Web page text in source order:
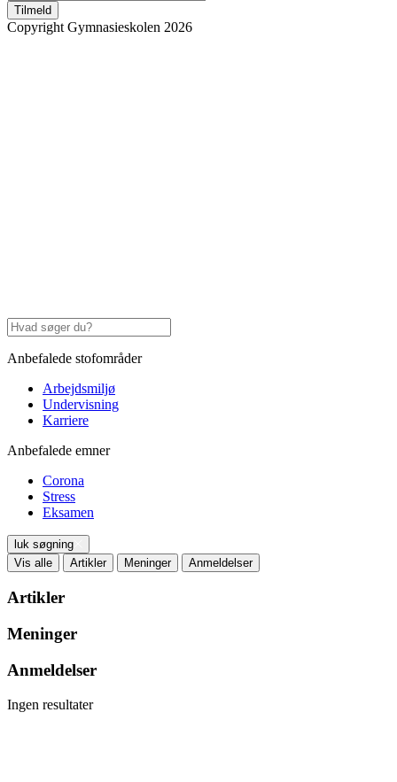
Tilmeld
Copyright Gymnasieskolen 2026
Anbefalede stofområder
Arbejdsmiljø
Undervisning
Karriere
Anbefalede emner
Corona
Stress
Eksamen
luk søgning
Vis alle
Artikler Meninger Anmeldelser
Artikler
Meninger
Anmeldelser
Ingen resultater